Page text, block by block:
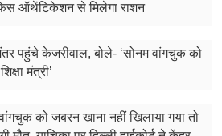
फेस ऑथेंटिकेशन से मिलेगा राशन
पहुंचे केजरीवाल, बोले- ‘सोनम वांगचुक को
मंत्री’
को जबरन खाना नहीं खिलाया गया तो